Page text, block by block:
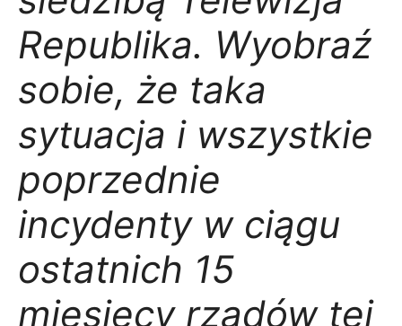
Republika. Wyobraź
sobie, że taka
sytuacja i wszystkie
poprzednie
incydenty w ciągu
ostatnich 15
miesięcy rządów tej